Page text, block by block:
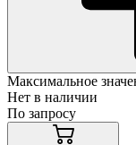
Максимальное
Нет в наличии
По запросу